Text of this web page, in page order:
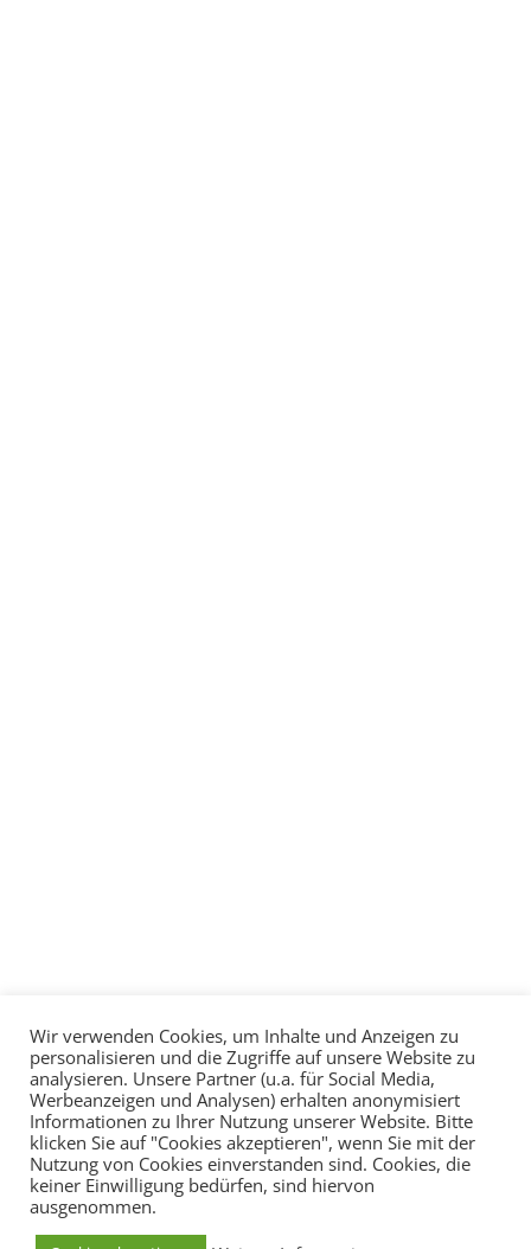
Wir verwenden Cookies, um Inhalte und Anzeigen zu
personalisieren und die Zugriffe auf unsere Website zu
analysieren. Unsere Partner (u.a. für Social Media,
Werbeanzeigen und Analysen) erhalten anonymisiert
Informationen zu Ihrer Nutzung unserer Website. Bitte
klicken Sie auf "Cookies akzeptieren", wenn Sie mit der
Nutzung von Cookies einverstanden sind. Cookies, die
keiner Einwilligung bedürfen, sind hiervon
ausgenommen.